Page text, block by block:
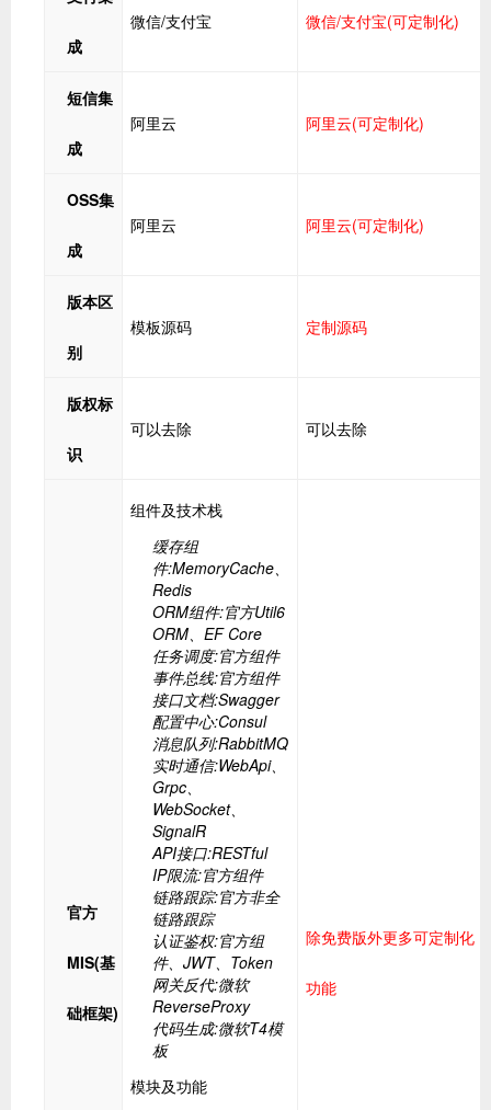
成
微信/支付宝 微信/支付宝(可定制化)
短信集
成
阿里云 阿里云(可定制化)
OSS集
成
阿里云 阿里云(可定制化)
版本区
别
模板源码 定制源码
版权标
识
可以去除 可以去除
官方
MIS(基
础框架)
组件及技术栈
缓存组
件:MemoryCache、
Redis
ORM组件:官方Util6
ORM、EF Core
任务调度:官方组件
事件总线:官方组件
接口文档:Swagger
配置中心:Consul
消息队列:RabbitMQ
实时通信:WebApi、
Grpc、
WebSocket、
SignalR
API接口:RESTful
IP限流:官方组件
链路跟踪:官方非全
链路跟踪
认证鉴权:官方组
件、JWT、Token
网关反代:微软
ReverseProxy
代码生成:微软T4模
板
模块及功能
除免费版外更多可定制化
功能